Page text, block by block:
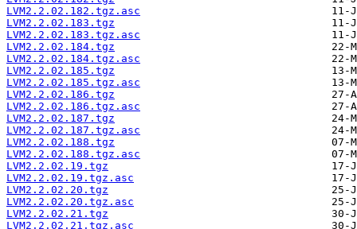
LVM2.2.02.182.tgz.asc
LVM2.2.02.183.tgz
LVM2.2.02.183.tgz.asc
LVM2.2.02.184.tgz
LVM2.2.02.184.tgz.asc
LVM2.2.02.185.tgz
LVM2.2.02.185.tgz.asc
LVM2.2.02.186.tgz
LVM2.2.02.186.tgz.asc
LVM2.2.02.187.tgz
LVM2.2.02.187.tgz.asc
LVM2.2.02.188.tgz
LVM2.2.02.188.tgz.asc
LVM2.2.02.19.tgz
LVM2.2.02.19.tgz.asc
LVM2.2.02.20.tgz
LVM2.2.02.20.tgz.asc
LVM2.2.02.21.tgz
LVM2.2.02.21.tgz.asc